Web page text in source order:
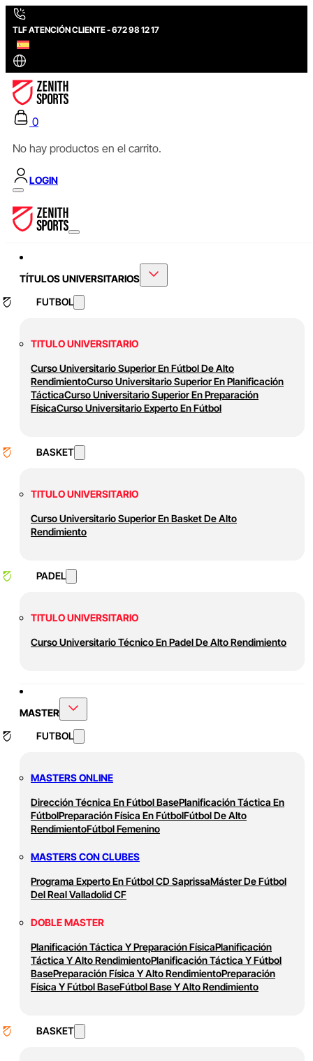
TLF ATENCIÓN CLIENTE - 672 98 12 17
0
No hay productos en el carrito.
LOGIN
TÍTULOS UNIVERSITARIOS
FUTBOL
TITULO UNIVERSITARIO
Curso Universitario Superior En Fútbol De Alto
RendimientoCurso Universitario Superior En Planificación
TácticaCurso Universitario Superior En Preparación
FísicaCurso Universitario Experto En Fútbol
BASKET
TITULO UNIVERSITARIO
Curso Universitario Superior En Basket De Alto
Rendimiento
PADEL
TITULO UNIVERSITARIO
Curso Universitario Técnico En Padel De Alto Rendimiento
MASTER
FUTBOL
MASTERS ONLINE
Dirección Técnica En Fútbol BasePlanificación Táctica En
FútbolPreparación Física En FútbolFútbol De Alto
RendimientoFútbol Femenino
MASTERS CON CLUBES
Programa Experto En Fútbol CD SaprissaMáster De Fútbol
Del Real Valladolid CF
DOBLE MASTER
Planificación Táctica Y Preparación FísicaPlanificación
Táctica Y Alto RendimientoPlanificación Táctica Y Fútbol
BasePreparación Física Y Alto RendimientoPreparación
Física Y Fútbol BaseFútbol Base Y Alto Rendimiento
BASKET